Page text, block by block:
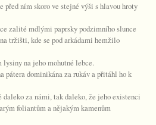
ním skoro ve stejné výši s hlavou hroty
zalité mdlými paprsky podzimního slunce
tržišti, kde se pod arkádami hemžilo
na jeho mohutné lebce.
pátera dominikána za rukáv a přitáhl ho k
za námi, tak daleko, že jeho existenci
foliantům a nějakým kamenům